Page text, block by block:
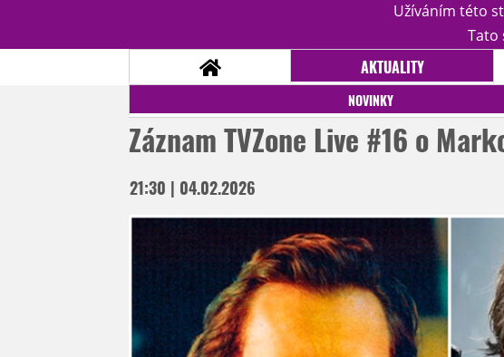
Užíváním této
Tato
AKTUALITY
NOVINKY
Záznam TVZone Live #16 o
21:30 | 04.02.2026